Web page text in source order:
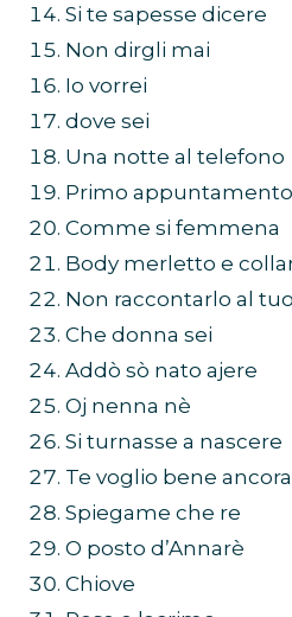
Si te sapesse dicere
Non dirgli mai
Io vorrei
dove sei
Una notte al telefono
Primo appuntamento
Comme si femmena
Body merletto e
Non raccontarlo al
Che donna sei
Addò sò nato ajere
Oj nenna nè
Si turnasse a nascere
Te voglio bene ancora
Spiegame che re
O posto d’Annarè
Chiove